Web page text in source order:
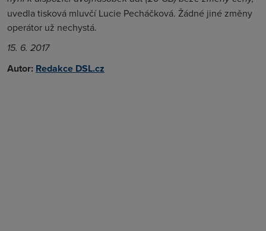
uvedla tisková mluvčí Lucie Pecháčková. Žádné jiné změny
operátor už nechystá.
15. 6. 2017
Autor: Redakce DSL.cz